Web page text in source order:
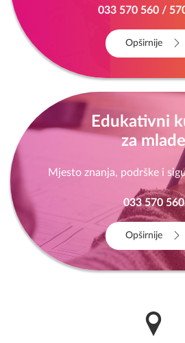
033 570 560 /
Opširnije
Edukativni
za mlade
Mjesto znanja, podrške i
033 570 560
Opširnije